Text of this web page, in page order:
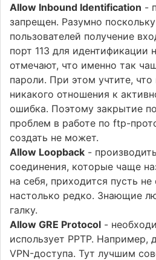
Allow Inbound Identification -
запрещен. Разумно
пользователей получение
порт 113 для идентификации
отмечают, что именно так
пароли. При этом учтите, что
никакого отношения к
ошибка. Поэтому закрытие
проблем в работе по ftp-
создать не может.
Allow Loopback -
соединения, которые чаще
на себя, приходится пусть
настолько редко. Знающие
галку.
Allow GRE Protocol -
использует РРТР. Например,
VPN-доступа. Тут лучшим